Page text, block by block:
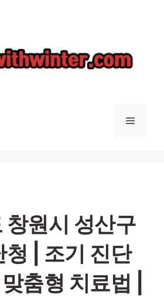
메
창원시 성산구
청 | 조기 진단
춤형 치료법 |